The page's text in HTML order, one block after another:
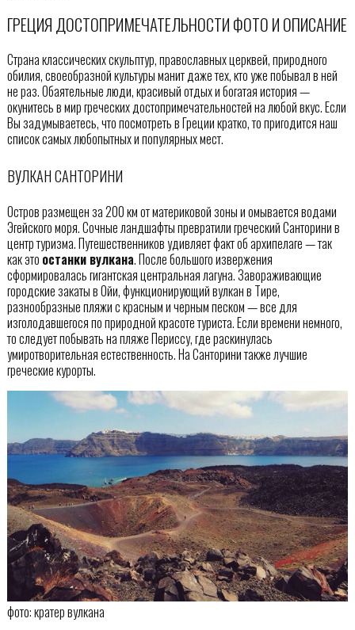
ГРЕЦИЯ ДОСТОПРИМЕЧАТЕЛЬНОСТИ ФОТО И ОПИСАНИЕ
Страна классических скульптур, православных церквей, природного
обилия, своеобразной культуры манит даже тех, кто уже побывал в ней
не раз. Обаятельные люди, красивый отдых и богатая история —
окунитесь в мир греческих достопримечательностей на любой вкус. Если
Вы задумываетесь, что посмотреть в Греции кратко, то пригодится наш
список самых любопытных и популярных мест.
ВУЛКАН САНТОРИНИ
Остров размещен за 200 км от материковой зоны и омывается водами
Эгейского моря. Сочные ландшафты превратили греческий Санторини в
центр туризма. Путешественников удивляет факт об архипелаге — так
как это останки вулкана. После большого извержения
сформировалась гигантская центральная лагуна. Завораживающие
городские закаты в Ойи, функционирующий вулкан в Тире,
разнообразные пляжи с красным и черным песком — все для
изголодавшегося по природной красоте туриста. Если времени немного,
то следует побывать на пляже Периссу, где раскинулась
умиротворительная естественность. На Санторини также лучшие
греческие курорты.
фото: кратер вулкана